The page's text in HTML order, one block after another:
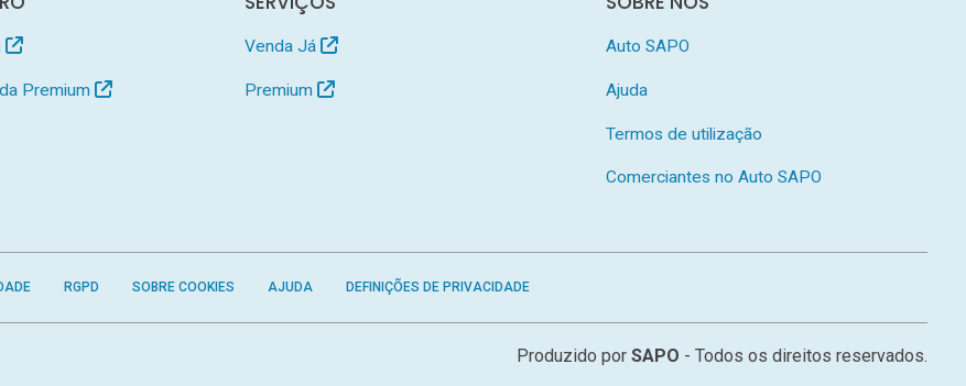
Premium
Venda Já
Premium
Auto SAPO
Ajuda
Termos de utilização
Comerciantes no Auto SAPO
RGPD SOBRE COOKIES AJUDA DEFINIÇÕES DE PRIVACIDADE
Produzido porSAPO - Todos os direitos reservados.